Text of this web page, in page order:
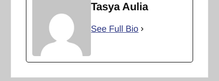
Tasya Aulia
See Full Bio